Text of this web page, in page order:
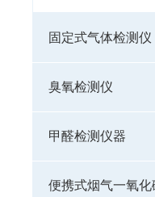
固定式气体检测仪
臭氧检测仪
甲醛检测仪器
便携式烟气一氧化